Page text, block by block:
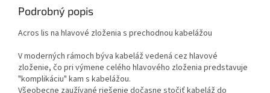
Podrobný popis
Acros lis na hlavové zloženia s prechodnou kabelážou
V moderných rámoch býva kabeláž vedená cez hlavové
zloženie, čo pri výmene celého hlavového zloženia predstavuje
"komplikáciu" kam s kabelážou.